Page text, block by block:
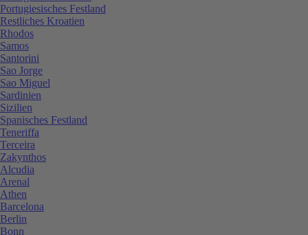
Portugiesisches Festland
Restliches Kroatien
Rhodos
Samos
Santorini
Sao Jorge
Sao Miguel
Sardinien
Sizilien
Spanisches Festland
Teneriffa
Terceira
Zakynthos
Alcudia
Arenal
Athen
Barcelona
Berlin
Bonn